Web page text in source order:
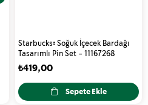
Starbucks® Soğuk İçecek Bardağı
Tasarımlı Pin Set - 11167268
₺419,00
Sepete Ekle